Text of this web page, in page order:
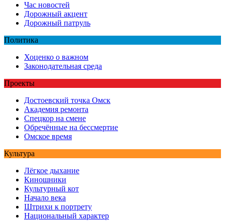
Час новостей
Дорожный акцент
Дорожный патруль
Политика
Хоценко о важном
Законодательная среда
Проекты
Достоевский точка Омск
Академия ремонта
Спецкор на смене
Обречённые на бессмертие
Омское время
Культура
Лёгкое дыхание
Киношники
Культурный кот
Начало века
Штрихи к портрету
Национальный характер